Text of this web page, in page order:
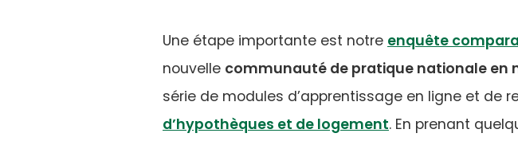
Une étape importante est notre enquête
nouvelle communauté de pratique nationale en
série de modules d’apprentissage en ligne et de
d’hypothèques et de logement(opens
. En prenant